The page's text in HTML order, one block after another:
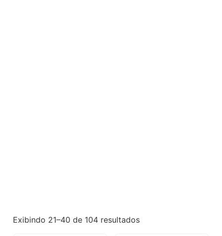
Exibindo 21–40 de 104 resultados